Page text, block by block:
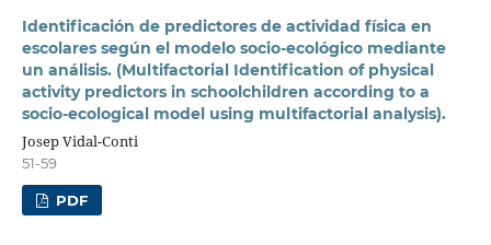
Identificación de predictores de actividad física en
escolares según el modelo socio-ecológico mediante
un análisis. (Multifactorial Identification of physical
activity predictors in schoolchildren according to a
socio-ecological model using multifactorial analysis).
Josep Vidal-Conti
51-59
PDF